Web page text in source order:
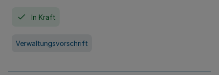
In Kraft
Verwaltungsvorschrift